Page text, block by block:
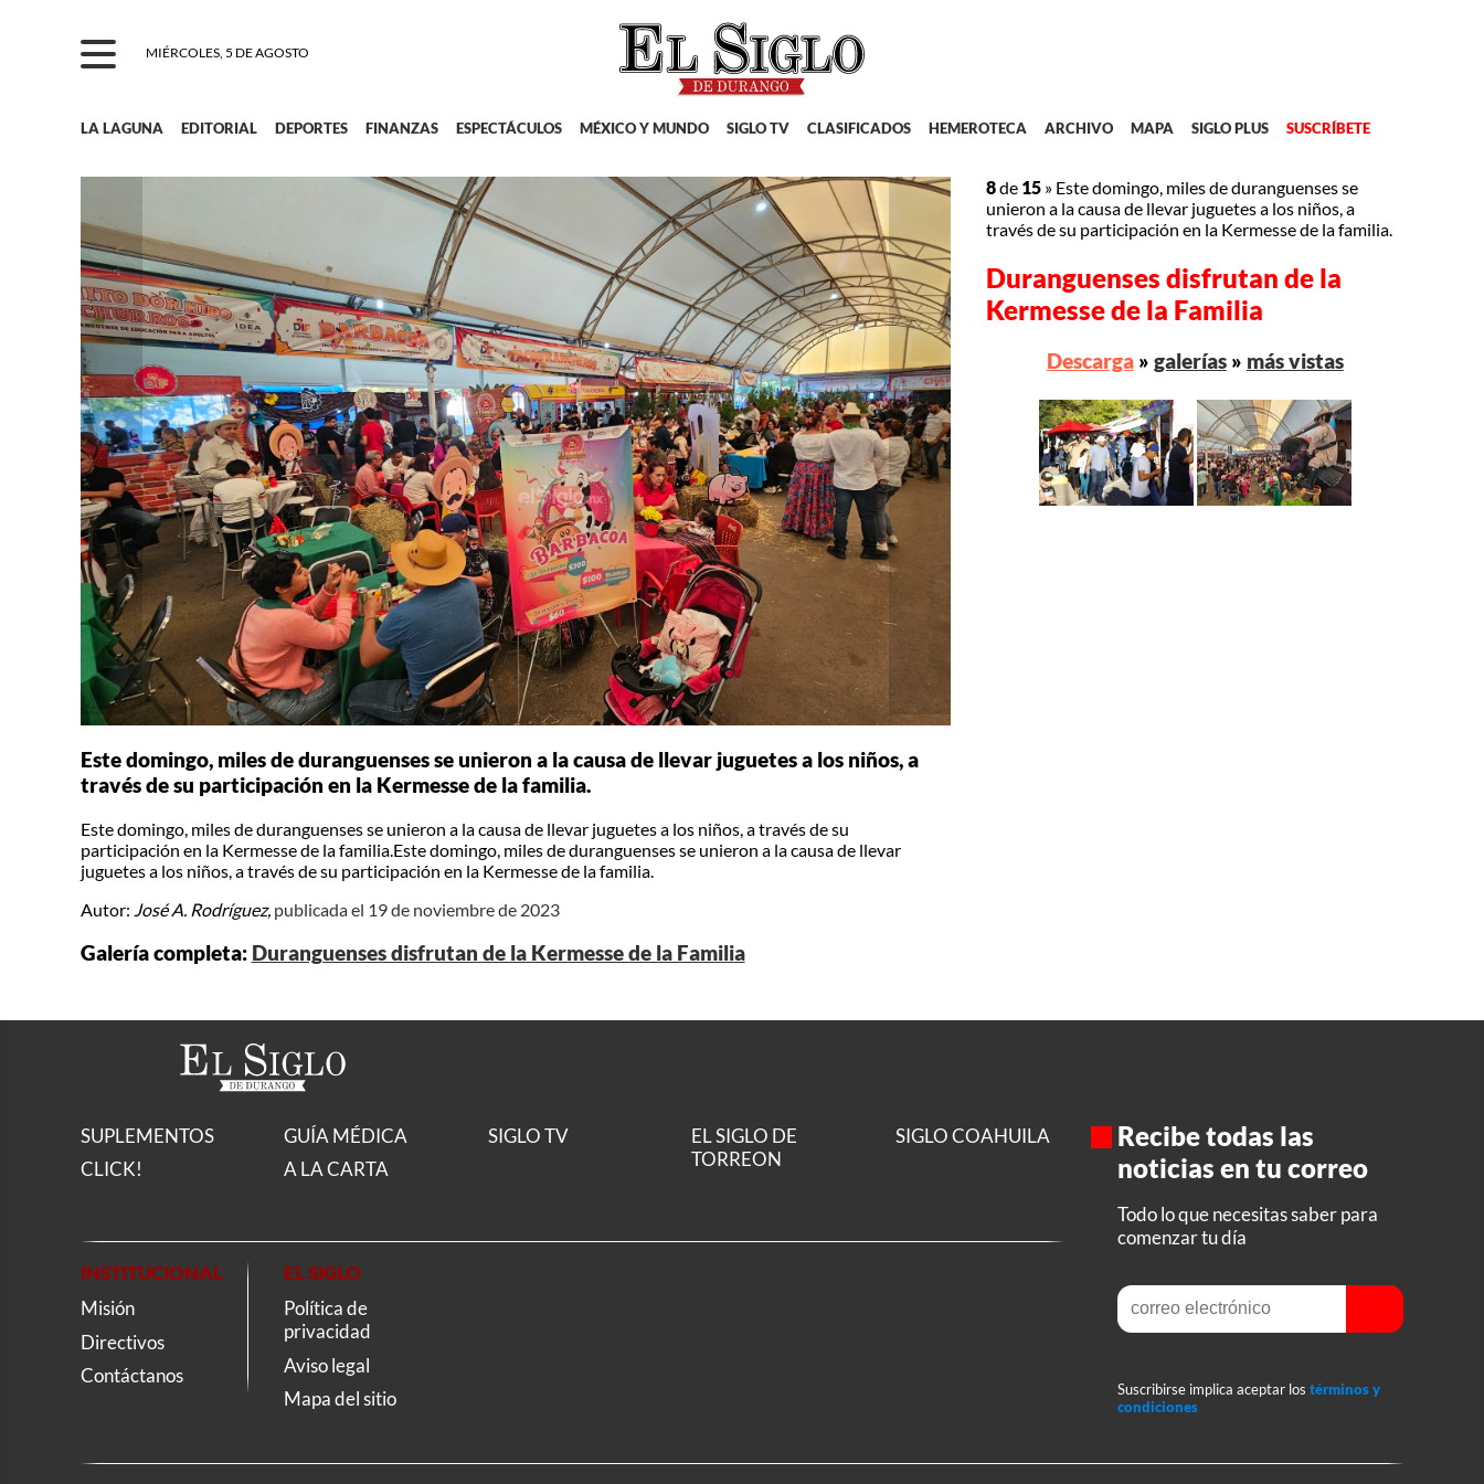
MIÉRCOLES, 5 DE AGOSTO
LA LAGUNA EDITORIAL DEPORTES FINANZAS ESPECTÁCULOS MÉXICO Y MUNDO SIGLO TV CLASIFICADOS HEMEROTECA ARCHIVO MAPA SIGLO PLUS SUSCRÍBETE
Este domingo, miles de duranguenses se unieron a la causa de llevar juguetes a los niños, a
través de su participación en la Kermesse de la familia.
Este domingo, miles de duranguenses se unieron a la causa de llevar juguetes a los niños, a través de su
participación en la Kermesse de la familia.Este domingo, miles de duranguenses se unieron a la causa de llevar
juguetes a los niños, a través de su participación en la Kermesse de la familia.
Autor: José A. Rodríguez, publicada el 19 de noviembre de 2023
Galería completa: Duranguenses disfrutan de la Kermesse de la Familia
8de 15 » Este domingo, miles de duranguenses se
unieron a la causa de llevar juguetes a los niños, a
través de su participación en la Kermesse de la familia.
Duranguenses disfrutan de la
Kermesse de la Familia
Descarga» galerías» más vistas
SUPLEMENTOS
CLICK!
GUÍA MÉDICA
A LA CARTA
SIGLO TV
EL SIGLO DE
TORREON
SIGLO COAHUILA
INSTITUCIONAL
Misión
Directivos
Contáctanos
EL SIGLO
Política de
privacidad
Aviso legal
Mapa del sitio
Recibe todas las
noticias en tu correo
Todo lo que necesitas saber para
comenzar tu día
Suscribirse implica aceptar los términos y
condiciones